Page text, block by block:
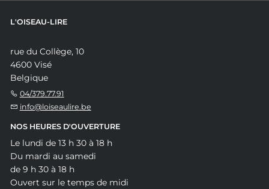
L'OISEAU-LIRE
rue du Collège, 10
4600 Visé
Belgique
04/379.77.91
info@loiseaulire.be
NOS HEURES D'OUVERTURE
Le lundi de 13 h 30 à 18 h
Du mardi au samedi
de 9 h 30 à 18 h
Ouvert sur le temps de midi